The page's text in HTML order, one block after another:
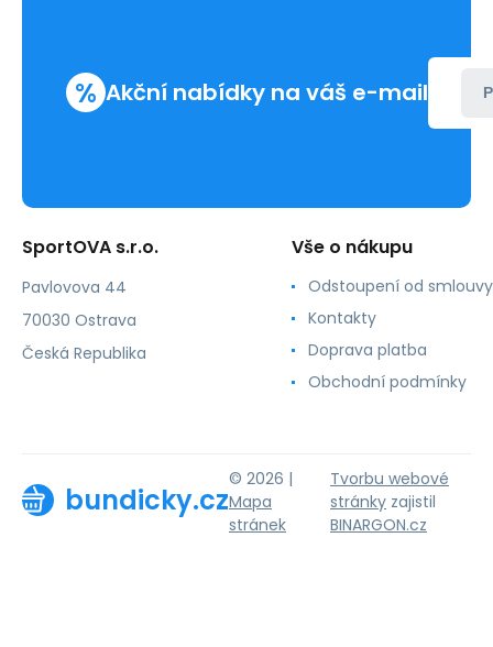
% Akční nabídky na váš e-mail
SportOVA s.r.o.
Pavlovova 44
70030 Ostrava
Česká Republika
Vše o nákupu
Odstoupení od smlouvy
Kontakty
Doprava platba
Obchodní podmínky
bundicky.cz
© 2026 |
Mapa
stránek
Tvorbu webové
stránky zajistil
BINARGON.cz